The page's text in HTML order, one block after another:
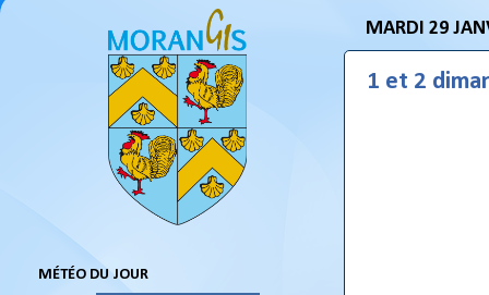
MARDI 29
1 et 2
MÉTÉO DU JOUR